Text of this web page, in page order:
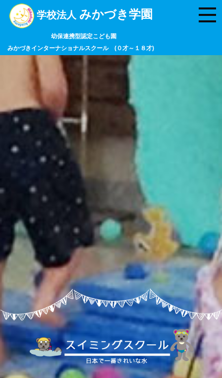
学校法人 みかづき学園
幼保連携型認定こども園
みかづきインターナショナルスクール (０才～１８才)